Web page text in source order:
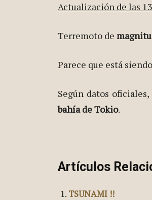
Actualización de las
Terremoto de
Parece que está
Según datos
bahía de Tokio.
Artículos
TSUNAMI !!